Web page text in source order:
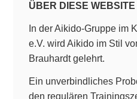
ÜBER DIESE WEBSITE
In der Aikido-Gruppe im
e.V. wird Aikido im Stil
Brauhardt gelehrt.
Ein unverbindliches
den regulären